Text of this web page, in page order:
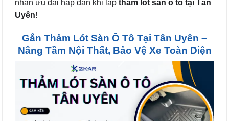
nhận ưu đãi hấp dẫn khi lắp thảm lót sàn ô tô tại Tân
Uyên!
Gắn Thảm Lót Sàn Ô Tô Tại Tân Uyên –
Nâng Tầm Nội Thất, Bảo Vệ Xe Toàn Diện